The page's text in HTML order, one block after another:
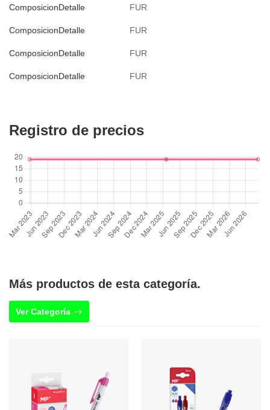
ComposicionDetalle FUR
ComposicionDetalle FUR
ComposicionDetalle FUR
ComposicionDetalle FUR
Registro de precios
Más productos de esta categoría.
Ver Categoría